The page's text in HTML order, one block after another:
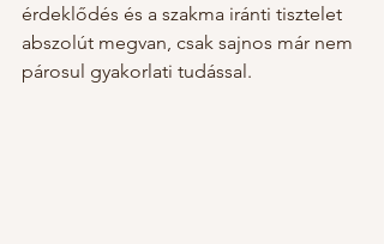
érdeklődés és a szakma iránti tisztelet
abszolút megvan, csak sajnos már nem
párosul gyakorlati tudással.